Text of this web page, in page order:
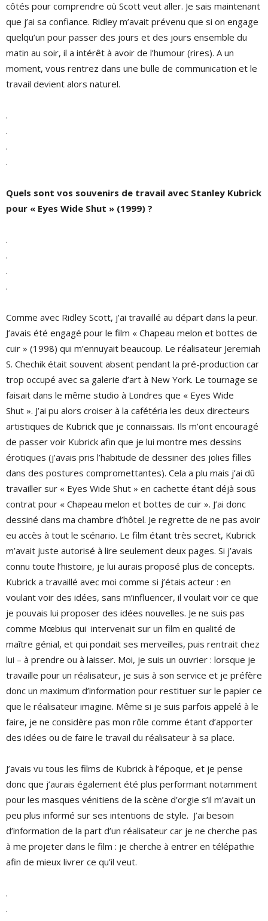
côtés pour comprendre où Scott veut aller. Je sais maintenant
que j’ai sa confiance. Ridley m’avait prévenu que si on engage
quelqu’un pour passer des jours et des jours ensemble du
matin au soir, il a intérêt à avoir de l’humour (rires). A un
moment, vous rentrez dans une bulle de communication et le
travail devient alors naturel.
.
.
.
.
Quels sont vos souvenirs de travail avec Stanley Kubrick
pour « Eyes Wide Shut » (1999) ?
.
.
.
.
Comme avec Ridley Scott, j’ai travaillé au départ dans la peur.
J’avais été engagé pour le film « Chapeau melon et bottes de
cuir » (1998) qui m’ennuyait beaucoup. Le réalisateur Jeremiah
S. Chechik était souvent absent pendant la pré-production car
trop occupé avec sa galerie d’art à New York. Le tournage se
faisait dans le même studio à Londres que « Eyes Wide
Shut ». J’ai pu alors croiser à la cafétéria les deux directeurs
artistiques de Kubrick que je connaissais. Ils m’ont encouragé
de passer voir Kubrick afin que je lui montre mes dessins
érotiques (j’avais pris l’habitude de dessiner des jolies filles
dans des postures compromettantes). Cela a plu mais j’ai dû
travailler sur « Eyes Wide Shut » en cachette étant déjà sous
contrat pour « Chapeau melon et bottes de cuir ». J’ai donc
dessiné dans ma chambre d’hôtel. Je regrette de ne pas avoir
eu accès à tout le scénario. Le film étant très secret, Kubrick
m’avait juste autorisé à lire seulement deux pages. Si j’avais
connu toute l’histoire, je lui aurais proposé plus de concepts.
Kubrick a travaillé avec moi comme si j’étais acteur : en
voulant voir des idées, sans m’influencer, il voulait voir ce que
je pouvais lui proposer des idées nouvelles. Je ne suis pas
comme Mœbius qui intervenait sur un film en qualité de
maître génial, et qui pondait ses merveilles, puis rentrait chez
lui – à prendre ou à laisser. Moi, je suis un ouvrier : lorsque je
travaille pour un réalisateur, je suis à son service et je préfère
donc un maximum d’information pour restituer sur le papier ce
que le réalisateur imagine. Même si je suis parfois appelé à le
faire, je ne considère pas mon rôle comme étant d’apporter
des idées ou de faire le travail du réalisateur à sa place.
J’avais vu tous les films de Kubrick à l’époque, et je pense
donc que j’aurais également été plus performant notamment
pour les masques vénitiens de la scène d’orgie s’il m’avait un
peu plus informé sur ses intentions de style. J’ai besoin
d’information de la part d’un réalisateur car je ne cherche pas
à me projeter dans le film : je cherche à entrer en télépathie
afin de mieux livrer ce qu’il veut.
.
.